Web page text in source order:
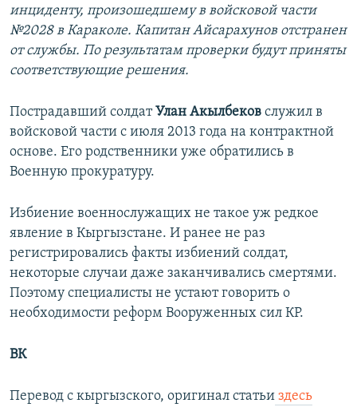
инциденту, произошедшему в войсковой части
№2028 в Караколе. Капитан Айсарахунов отстранен
от службы. По результатам проверки будут приняты
соответствующие решения.
Пострадавший солдат Улан Акылбеков служил в
войсковой части с июля 2013 года на контрактной
основе. Его родственники уже обратились в
Военную прокуратуру.
Избиение военнослужащих не такое уж редкое
явление в Кыргызстане. И ранее не раз
регистрировались факты избиений солдат,
некоторые случаи даже заканчивались смертями.
Поэтому специалисты не устают говорить о
необходимости реформ Вооруженных сил КР.
ВК
Перевод с кыргызского, оригинал статьи здесь